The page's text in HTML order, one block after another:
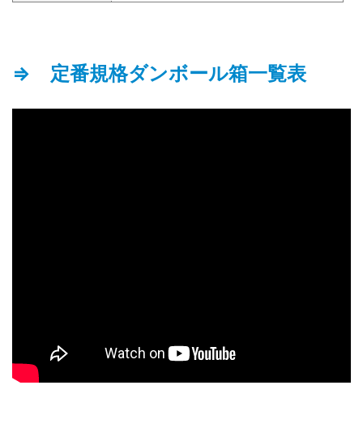
⇒ 定番規格ダンボール箱一覧表